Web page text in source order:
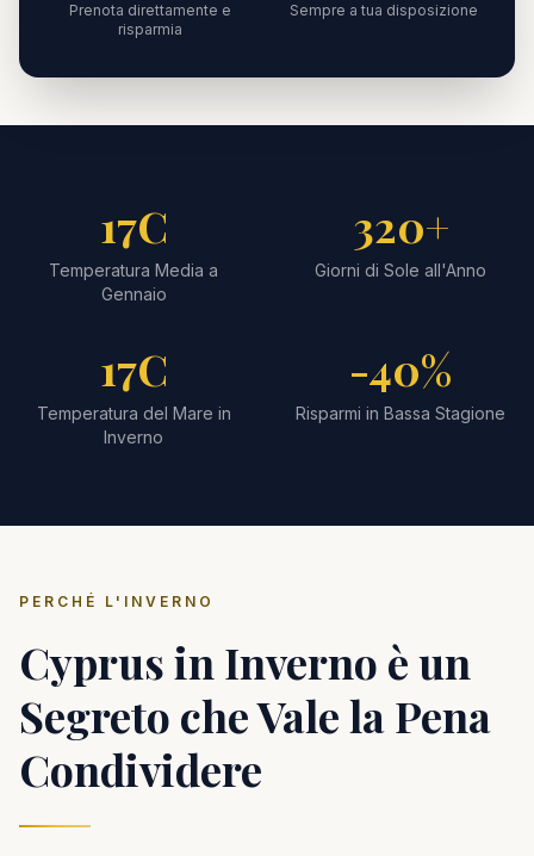
Prenota direttamente e
risparmia
Sempre a tua disposizione
17C
Temperatura Media a
Gennaio
320+
Giorni di Sole all'Anno
17C
Temperatura del Mare in
Inverno
-40%
Risparmi in Bassa Stagione
PERCHÉ L'INVERNO
Cyprus in Inverno è un
Segreto che Vale la Pena
Condividere